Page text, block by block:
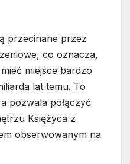
przecinane przez
co oznacza,
miejsce bardzo
lat temu. To
pozwala połączyć
Księżyca z
obserwowanym na